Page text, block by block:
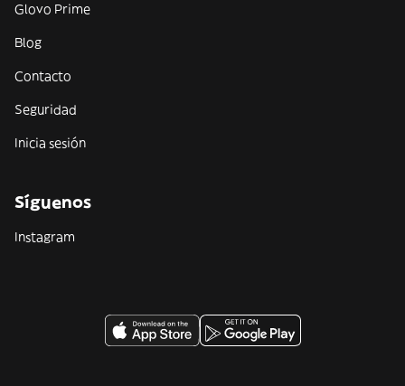
Glovo Prime
Blog
Contacto
Seguridad
Inicia sesión
Síguenos
Instagram